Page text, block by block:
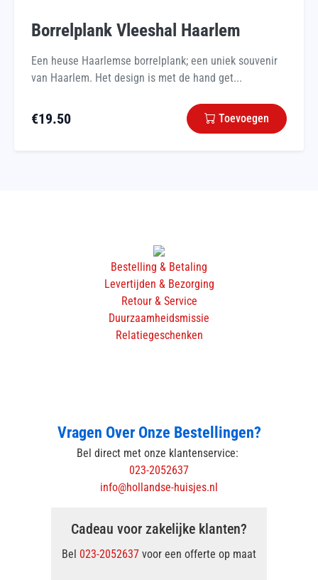
Borrelplank Vleeshal Haarlem
Een heuse Haarlemse borrelplank; een uniek souvenir
van Haarlem. Het design is met de hand get...
€19.50 Toevoegen
Bestelling & Betaling
Levertijden & Bezorging
Retour & Service
Duurzaamheidsmissie
Relatiegeschenken
Vragen Over Onze Bestellingen?
Bel direct met onze klantenservice:
023-2052637
info@hollandse-huisjes.nl
Cadeau voor zakelijke klanten?
Bel 023-2052637 voor een offerte op maat